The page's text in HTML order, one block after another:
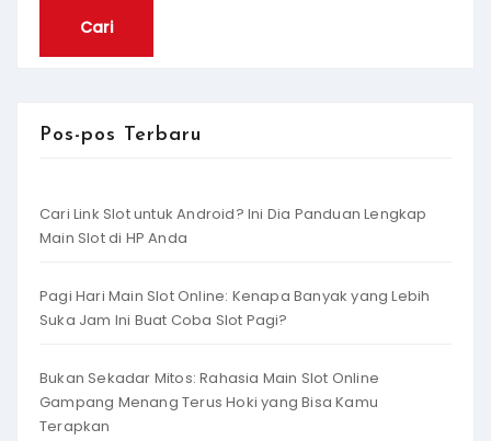
Pos-pos Terbaru
Cari Link Slot untuk Android? Ini Dia Panduan Lengkap
Main Slot di HP Anda
Pagi Hari Main Slot Online: Kenapa Banyak yang Lebih
Suka Jam Ini Buat Coba Slot Pagi?
Bukan Sekadar Mitos: Rahasia Main Slot Online
Gampang Menang Terus Hoki yang Bisa Kamu
Terapkan